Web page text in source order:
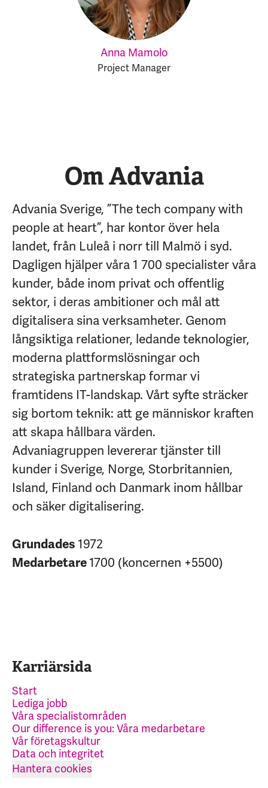
Anna Mamolo
Project Manager
Om Advania
Advania Sverige, ”The tech company with
people at heart”, har kontor över hela
landet, från Luleå i norr till Malmö i syd.
Dagligen hjälper våra 1 700 specialister våra
kunder, både inom privat och offentlig
sektor, i deras ambitioner och mål att
digitalisera sina verksamheter. Genom
långsiktiga relationer, ledande teknologier,
moderna plattformslösningar och
strategiska partnerskap formar vi
framtidens IT-landskap. Vårt syfte sträcker
sig bortom teknik: att ge människor kraften
att skapa hållbara värden.
Advaniagruppen levererar tjänster till
kunder i Sverige, Norge, Storbritannien,
Island, Finland och Danmark inom hållbar
och säker digitalisering.
Grundades1972
Medarbetare1700 (koncernen +5500)
Karriärsida
Start
Lediga jobb
Våra specialistområden
Our difference is you: Våra medarbetare
Vår företagskultur
Data och integritet
Hantera cookies